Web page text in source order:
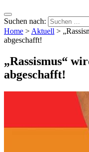
Suchen nach:
Home >Aktuell >
abgeschafft!
„Rassismus“
abgeschafft!